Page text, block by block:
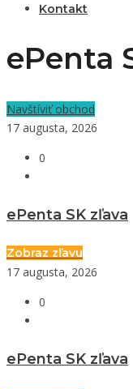
Kontakt
ePenta
Navštíviť obchod
17 augusta, 2026
0
ePenta SK zľava
Zobraz zľavu
17 augusta, 2026
0
ePenta SK zľava